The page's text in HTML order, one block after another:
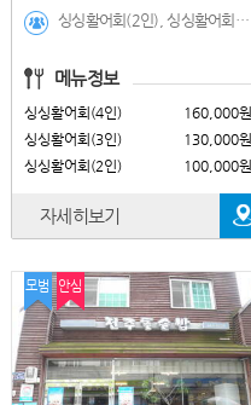
싱싱활어회(2인), 싱싱활어회(3인), 싱싱활어회(4인), 자연산활어(2인), 자연산활어회(3인), 자연산활어회(4인), 하모(갯장어)샤브샤브-계절메뉴, 하모(갯장어)세트-계절메뉴, 새조개샤브샤브-계절메뉴, 새조개세트-계절메뉴
메뉴정보
싱싱활어회(4인)
160,000원
싱싱활어회(3인)
130,000원
싱싱활어회(2인)
100,000원
자세히보기
모범 안심